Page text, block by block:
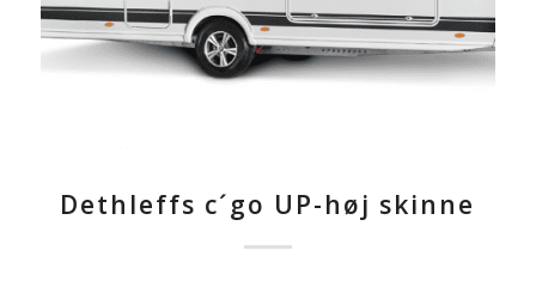
Dethleffs c´go UP-høj skinne